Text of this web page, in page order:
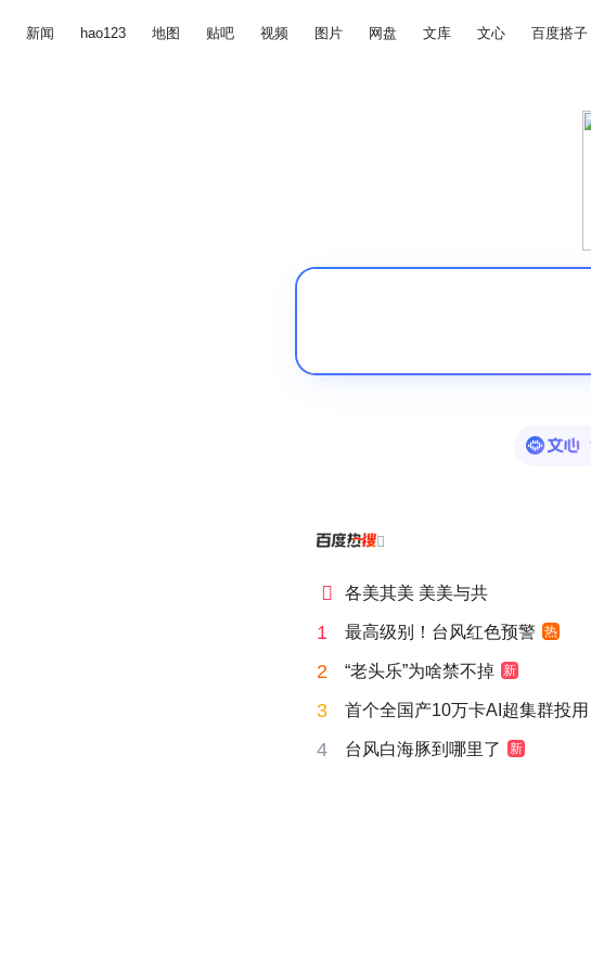
新闻 hao123 地图 贴吧 视频 图片 网盘 文库 文心 百度搭子

 各美其美 美美与共
1 最高级别！台风红色预警 热
2 “老头乐”为啥禁不掉 新
3 首个全国产10万卡AI超集群投用
4 台风白海豚到哪里了 新